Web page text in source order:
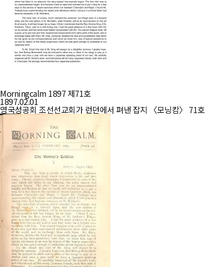
Morningcalm 1897 제71호
1897.02.01
영국성공회 조선선교회가 런던에서 펴낸 잡지 〈모닝캄〉 71호